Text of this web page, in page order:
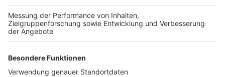
Kostenloses Infogespräch